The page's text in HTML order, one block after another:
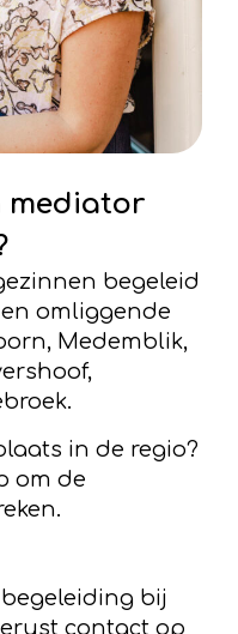
mediator
begeleid
omliggende
Medemblik,
in de regio?
om de
bij
contact op